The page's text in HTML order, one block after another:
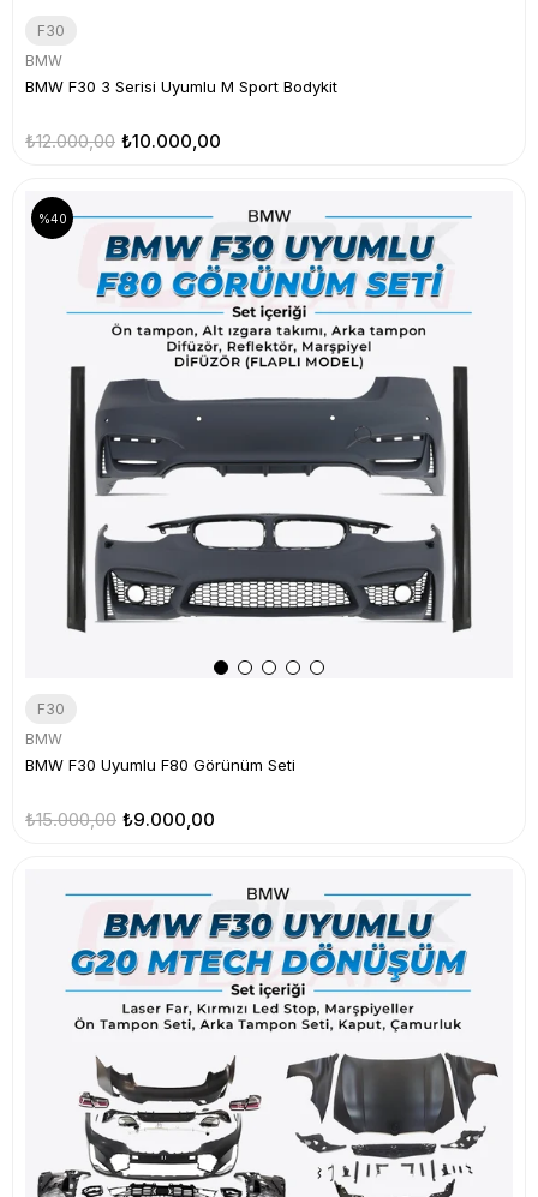
F30
BMW
BMW F30 3 Serisi Uyumlu M Sport Bodykit
₺10.000,00
₺12.000,00
F30
BMW
BMW F30 Uyumlu F80 Görünüm Seti
₺9.000,00
₺15.000,00
%40